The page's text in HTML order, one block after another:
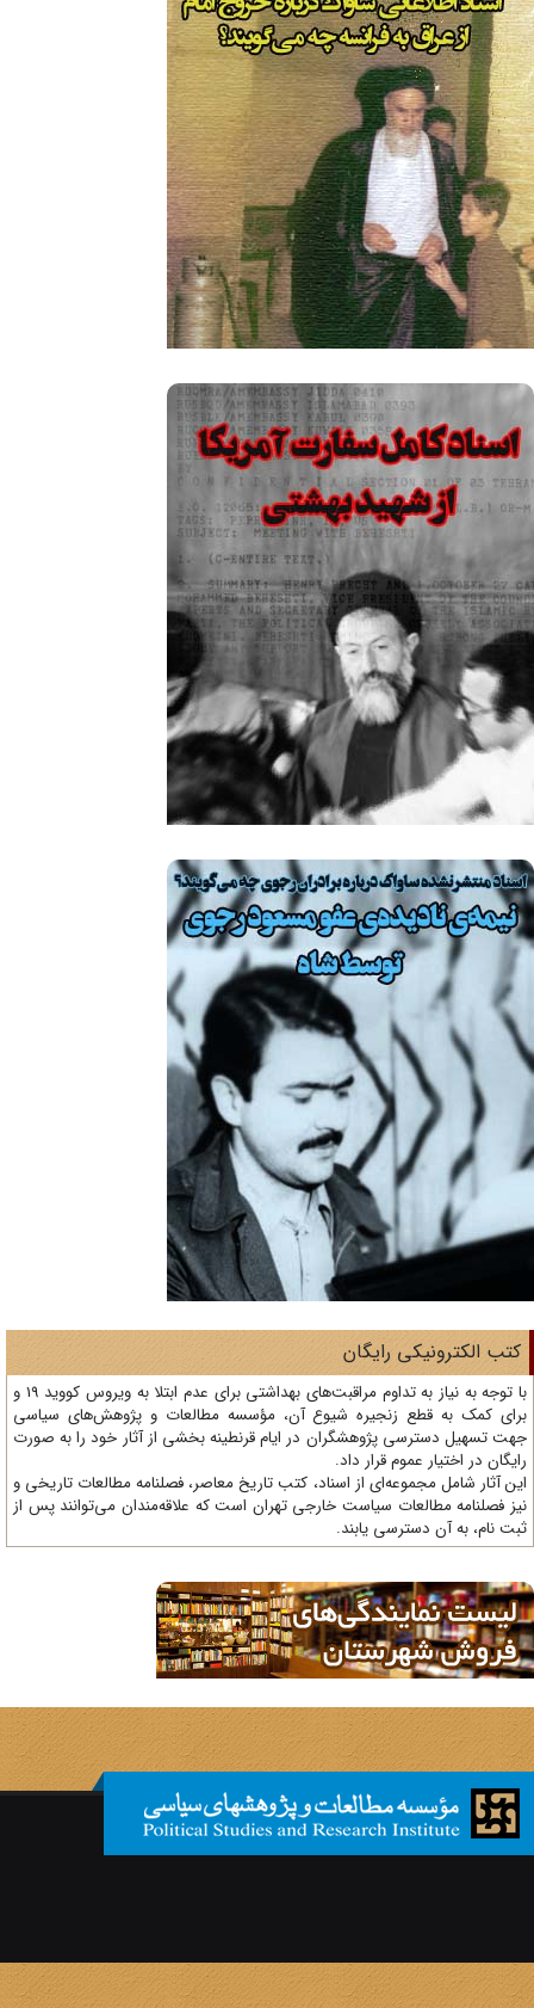
الکترونیکی رایگان
با توجه به نیاز به تداوم مراقبت‌های بهداشتی برای عدم ابتلا به ویروس کووید 19 و
کمک به قطع زنجیره شیوع آن، مؤسسه مطالعات و پژوهش‌های سیاسی
تسهیل دسترسی پژوهشگران در ایام قرنطینه بخشی از آثار خود را به صورت
در اختیار عموم قرار داد.
آثار شامل مجموعه‌ای از اسناد، کتب تاریخ معاصر، فصلنامه‌ مطالعات تاریخی و
فصلنامه مطالعات سیاست خارجی تهران است که علاقه‌مندان می‌توانند پس از
نام، به آن دسترسی یابند.